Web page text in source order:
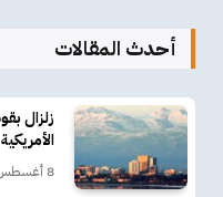
أحدث المقالات
الأمريكية
8 أغسطس، 2026